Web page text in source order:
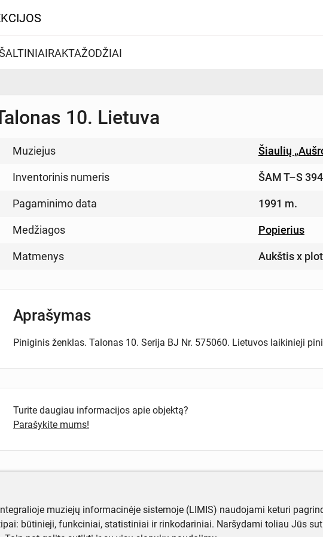
RAKTAŽODŽIAI
10. Lietuva
Muziejus Šiaulių
Inventorinis numeris ŠAM T–S
Pagaminimo data 1991 m.
Medžiagos Popierius
Matmenys Aukštis x
Aprašymas
Piniginis ženklas. Talonas 10. Serija BJ Nr. 575060. Lietuvos laikinieji
Turite daugiau informacijos apie objektą?
Parašykite mums!
muziejų informacinėje sistemoje (LIMIS) naudojami keturi
būtinieji, funkciniai, statistiniai ir rinkodariniai. Naršydami toliau Jūs